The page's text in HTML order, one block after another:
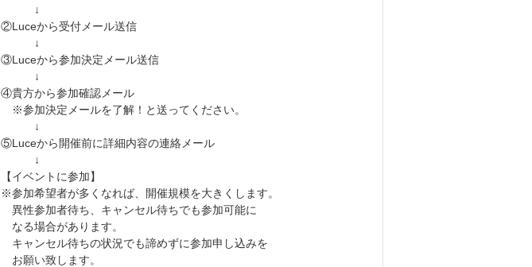
↓
②Luceから受付メール送信
↓
③Luceから参加決定メール送信
↓
④貴方から参加確認メール
※参加決定メールを了解！と送ってください。
↓
⑤Luceから開催前に詳細内容の連絡メール
↓
【イベントに参加】
※参加希望者が多くなれば、開催規模を大きくします。
異性参加者待ち、キャンセル待ちでも参加可能に
なる場合があります。
キャンセル待ちの状況でも諦めずに参加申し込みを
お願い致します。